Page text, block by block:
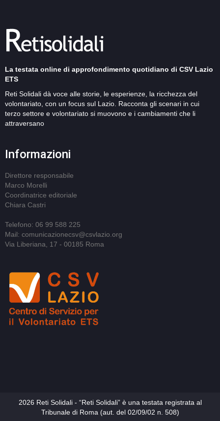
La testata online di approfondimento quotidiano di CSV Lazio
ETS
Reti Solidali dà voce alle storie, le esperienze, la ricchezza del
volontariato, con un focus sul Lazio. Racconta gli scenari in cui
terzo settore e volontariato si muovono e i cambiamenti che li
attraversano
Informazioni
Direttore responsabile
Marco Morelli
Coordinatrice editoriale
Chiara Castri
Telefono: 06 99 588 225
Mail: comunicazionecsv@csvlazio.org
Via Liberiana, 17 - 00185 Roma
2026 Reti Solidali - “Reti Solidali” è una testata registrata al
Tribunale di Roma (aut. del 02/09/02 n. 508)